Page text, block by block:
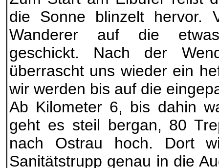
die Sonne blinzelt hervor.
Wanderer auf die
geschickt. Nach der
überrascht uns wieder ein
wir werden bis auf die
Ab Kilometer 6, bis dahin
geht es steil bergan, 80
nach Ostrau hoch. Dort
Sanitätstrupp genau in die